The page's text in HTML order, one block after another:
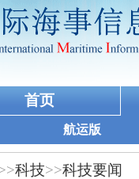
首页
航运版
科技>>科技要闻